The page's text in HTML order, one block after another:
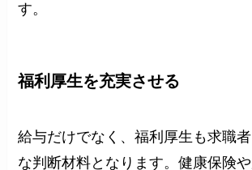
す。
福利厚生を充実させる
給与だけでなく、福利厚生も求職
な判断材料となります。健康保険